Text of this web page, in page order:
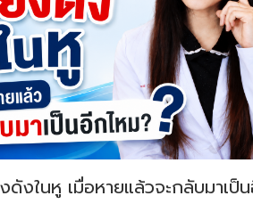
ดังในหู เมื่อหายแล้วจะกลับมาเป็